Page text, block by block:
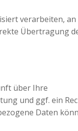
verarbeiten, an
Übertragung
über Ihre
und ggf. ein
Daten